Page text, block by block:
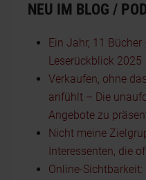
NEU IM BLOG /
Ein Jahr, 11
Leserückblick 2025
Verkaufen, ohne
anfühlt – Die
Angebote zu
Nicht meine
Interessenten, die
Online-